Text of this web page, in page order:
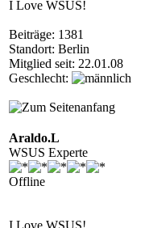
I Love WSUS!
Beiträge: 1381
Standort: Berlin
Mitglied seit: 22.01.08
Geschlecht:
Araldo.L
WSUS Experte
Offline
I Love WSUS!